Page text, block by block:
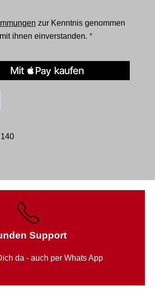
zur Kenntnis genommen
ihnen einverstanden. *
Support
da - auch per Whats App